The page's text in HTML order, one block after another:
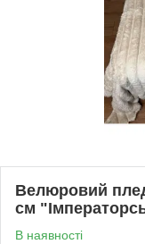
Велюровий
см
В наявності